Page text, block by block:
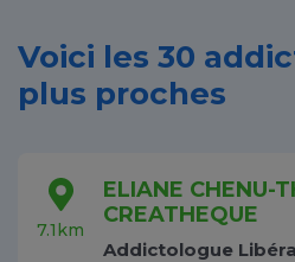
Voici les 30
plus proches
7.1km
ELIANE CHENU-
CREATHEQUE
Addictologue